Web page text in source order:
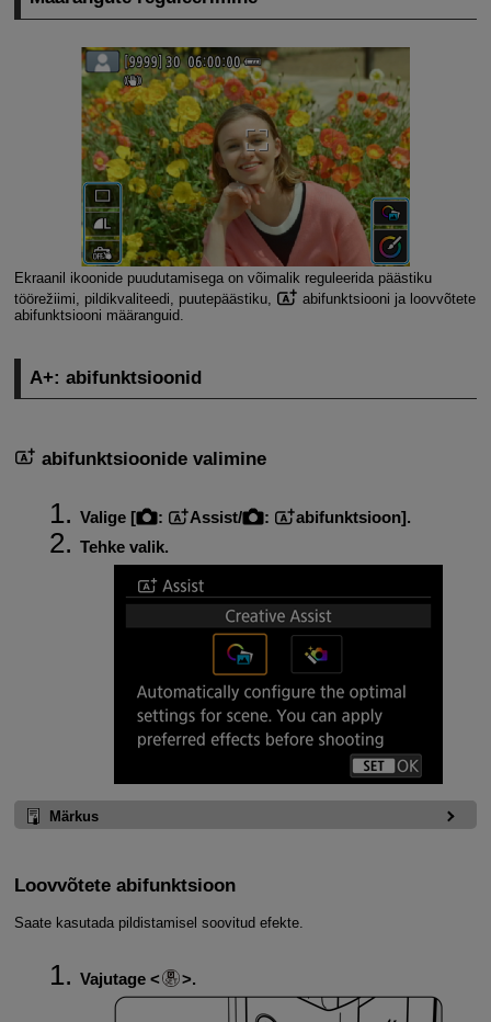
Ekraanil ikoonide puudutamisega on võimalik reguleerida päästiku
töörežiimi, pildikvaliteedi, puutepäästiku,
abifunktsiooni ja loovvõtete
abifunktsiooni määranguid.
A+: abifunktsioonid
abifunktsioonide valimine
Valige [ : Assist/ : abifunktsioon].
Tehke valik.
Märkus
Loovvõtete abifunktsioon
Saate kasutada pildistamisel soovitud efekte.
Vajutage .